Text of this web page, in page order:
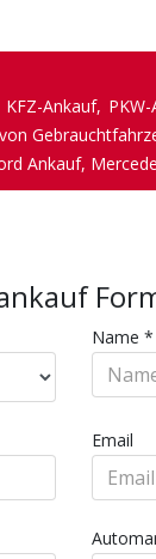
Ankauf,
Ankauf,
Name *
Email